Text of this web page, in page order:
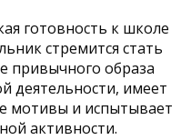
готовность к школе
стремится стать
привычного образа
деятельности, имеет
мотивы и испытывает
активности.